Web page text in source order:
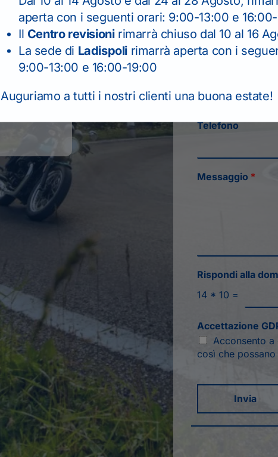
Email*
Telefono
Messaggio *
Rispondi alla
14 * 10 =
Accettazione
Acconsento
così che
Invia
aperta con i seguenti orari: 9:00-13:00 e
Il Centro revisionirimarrà chiuso dal 10 al 16
La sede di Ladispoli rimarrà aperta con i
9:00-13:00 e 16:00-19:00
Auguriamo a tutti i nostri clienti una buona estate!